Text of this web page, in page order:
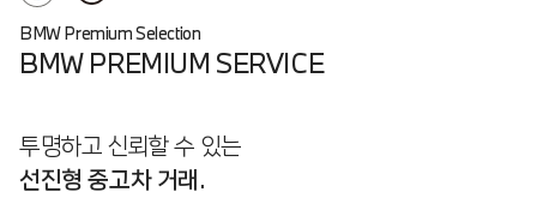
BMW Premium Selection
BMW PREMIUM SERVICE
투명하고 신뢰할 수 있는
선진형 중고차 거래.